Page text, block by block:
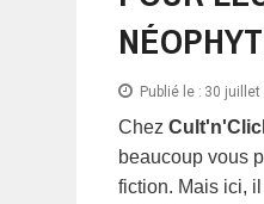
Publié le : 30 juillet
Chez
beaucoup vous
fiction. Mais ici,